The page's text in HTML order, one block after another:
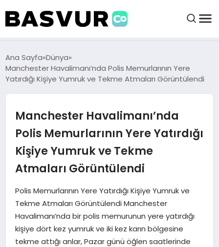
BAŞVURULAR
BAYILIKLER
HABERLER
KRIPTO HABER
Ana Sayfa Dünya
Manchester Havalimanı’nda Polis Memurlarının Yere
Yatırdığı Kişiye Yumruk ve Tekme Atmaları Görüntülendi
Manchester Havalimanı’nda
Polis Memurlarının Yere Yatırdığı
Kişiye Yumruk ve Tekme
Atmaları Görüntülendi
Polis Memurlarının Yere Yatırdığı Kişiye Yumruk ve
Tekme Atmaları Görüntülendi Manchester
Havalimanı’nda bir polis memurunun yere yatırdığı
kişiye dört kez yumruk ve iki kez karın bölgesine
tekme attığı anlar, Pazar günü öğlen saatlerinde